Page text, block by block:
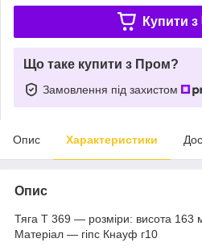
Купити з
Що таке купити з Пром?
Замовлення під захистом
Опис Характеристики
Опис
Тяга Т 369 — розміри: висота
Матеріал — гіпс Кнауф г10